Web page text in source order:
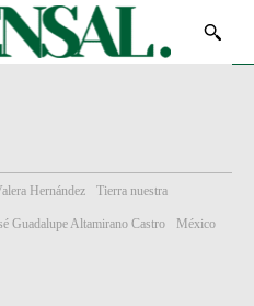
Hernández Tierra nuestra
Guadalupe Altamirano Castro México